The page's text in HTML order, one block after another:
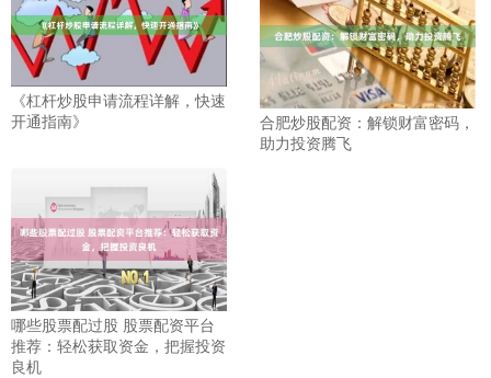
《杠杆炒股申请流程详解，快速
开通指南》
合肥炒股配资：解锁财富密码，
助力投资腾飞
哪些股票配过股 股票配资平台
推荐：轻松获取资金，把握投资
良机